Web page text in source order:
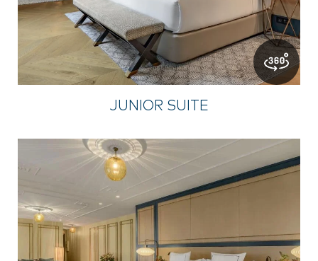
JUNIOR SUITE